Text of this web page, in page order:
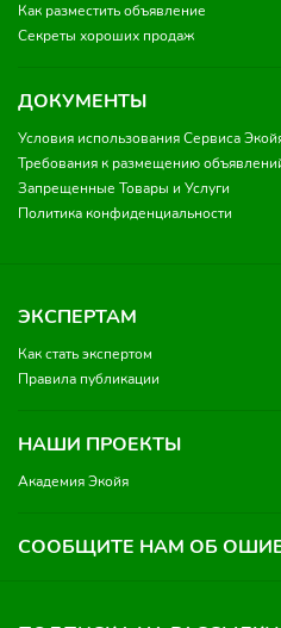
Как разместить объявление
Секреты хороших продаж
ДОКУМЕНТЫ
Условия использования Сервиса
Требования к размещению
Запрещенные Товары и Услуги
Политика конфиденциальности
ЭКСПЕРТАМ
Как стать экспертом
Правила публикации
НАШИ ПРОЕКТЫ
Академия Экойя
СООБЩИТЕ НАМ ОБ